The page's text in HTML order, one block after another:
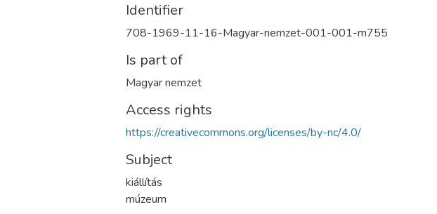
Identifier
708-1969-11-16-Magyar-nemzet-001-001-m755
Is part of
Magyar nemzet
Access rights
https://creativecommons.org/licenses/by-nc/4.0/
Subject
kiállítás
múzeum